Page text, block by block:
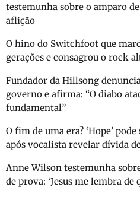
testemunha sobre o amparo
aflição
O hino do Switchfoot que
gerações e consagrou o rock
Fundador da Hillsong
governo e afirma: “O diabo
fundamental”
O fim de uma era? ‘Hope’
após vocalista revelar dívida
Anne Wilson testemunha
de prova: ‘Jesus me lembra de